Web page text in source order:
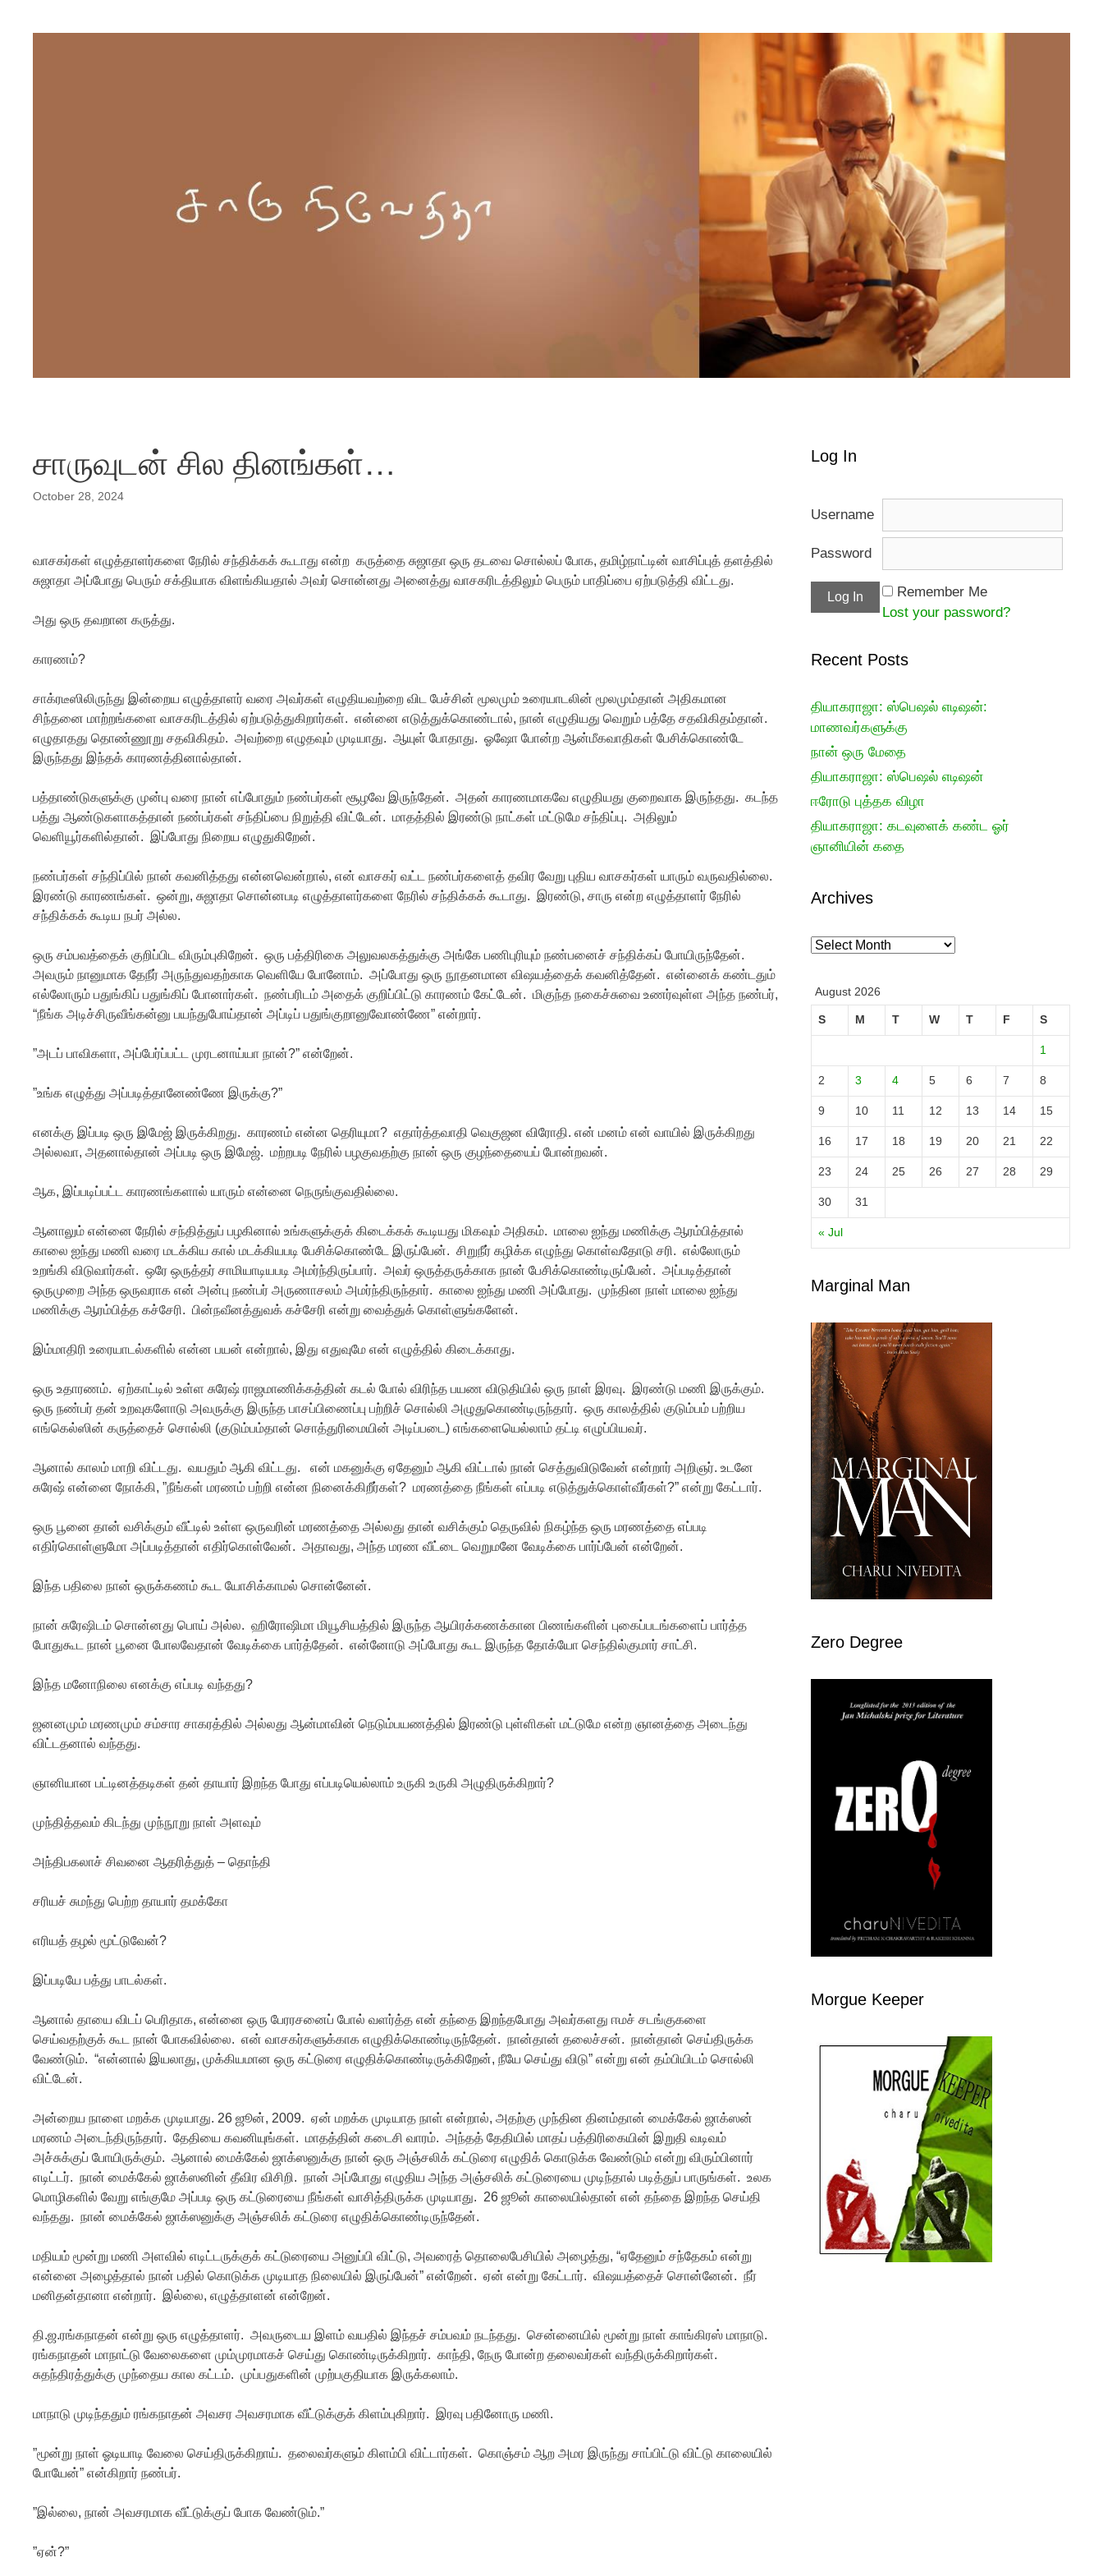
சாருவுடன் சில தினங்கள்…
October 28, 2024
வாசகர்கள் எழுத்தாளர்களை நேரில் சந்திக்கக் கூடாது என்ற கருத்தை சுஜாதா ஒரு தடவை சொல்லப் போக, தமிழ்நாட்டின் வாசிப்புத் தளத்தில்
சுஜாதா அப்போது பெரும் சக்தியாக விளங்கியதால் அவர் சொன்னது அனைத்து வாசகரிடத்திலும் பெரும் பாதிப்பை ஏற்படுத்தி விட்டது.
அது ஒரு தவறான கருத்து.
காரணம்?
சாக்ரடீஸிலிருந்து இன்றைய எழுத்தாளர் வரை அவர்கள் எழுதியவற்றை விட பேச்சின் மூலமும் உரையாடலின் மூலமும்தான் அதிகமான
சிந்தனை மாற்றங்களை வாசகரிடத்தில் ஏற்படுத்துகிறார்கள். என்னை எடுத்துக்கொண்டால், நான் எழுதியது வெறும் பத்தே சதவிகிதம்தான்.
எழுதாதது தொண்ணூறு சதவிகிதம். அவற்றை எழுதவும் முடியாது. ஆயுள் போதாது. ஓஷோ போன்ற ஆன்மீகவாதிகள் பேசிக்கொண்டே
இருந்தது இந்தக் காரணத்தினால்தான்.
பத்தாண்டுகளுக்கு முன்பு வரை நான் எப்போதும் நண்பர்கள் சூழவே இருந்தேன். அதன் காரணமாகவே எழுதியது குறைவாக இருந்தது. கடந்த
பத்து ஆண்டுகளாகத்தான் நண்பர்கள் சந்திப்பை நிறுத்தி விட்டேன். மாதத்தில் இரண்டு நாட்கள் மட்டுமே சந்திப்பு. அதிலும்
வெளியூர்களில்தான். இப்போது நிறைய எழுதுகிறேன்.
நண்பர்கள் சந்திப்பில் நான் கவனித்தது என்னவென்றால், என் வாசகர் வட்ட நண்பர்களைத் தவிர வேறு புதிய வாசகர்கள் யாரும் வருவதில்லை.
இரண்டு காரணங்கள். ஒன்று, சுஜாதா சொன்னபடி எழுத்தாளர்களை நேரில் சந்திக்கக் கூடாது. இரண்டு, சாரு என்ற எழுத்தாளர் நேரில்
சந்திக்கக் கூடிய நபர் அல்ல.
ஒரு சம்பவத்தைக் குறிப்பிட விரும்புகிறேன். ஒரு பத்திரிகை அலுவலகத்துக்கு அங்கே பணிபுரியும் நண்பனைச் சந்திக்கப் போயிருந்தேன்.
அவரும் நானுமாக தேநீர் அருந்துவதற்காக வெளியே போனோம். அப்போது ஒரு நூதனமான விஷயத்தைக் கவனித்தேன். என்னைக் கண்டதும்
எல்லோரும் பதுங்கிப் பதுங்கிப் போனார்கள். நண்பரிடம் அதைக் குறிப்பிட்டு காரணம் கேட்டேன். மிகுந்த நகைச்சுவை உணர்வுள்ள அந்த நண்பர்,
“நீங்க அடிச்சிருவீங்கன்னு பயந்துபோய்தான் அப்டிப் பதுங்குறானுவோண்ணே” என்றார்.
”அடப் பாவிகளா, அப்பேர்ப்பட்ட முரடனாய்யா நான்?” என்றேன்.
”உங்க எழுத்து அப்படித்தானேண்ணே இருக்கு?”
எனக்கு இப்படி ஒரு இமேஜ் இருக்கிறது. காரணம் என்ன தெரியுமா? எதார்த்தவாதி வெகுஜன விரோதி. என் மனம் என் வாயில் இருக்கிறது
அல்லவா, அதனால்தான் அப்படி ஒரு இமேஜ். மற்றபடி நேரில் பழகுவதற்கு நான் ஒரு குழந்தையைப் போன்றவன்.
ஆக, இப்படிப்பட்ட காரணங்களால் யாரும் என்னை நெருங்குவதில்லை.
ஆனாலும் என்னை நேரில் சந்தித்துப் பழகினால் உங்களுக்குக் கிடைக்கக் கூடியது மிகவும் அதிகம். மாலை ஐந்து மணிக்கு ஆரம்பித்தால்
காலை ஐந்து மணி வரை மடக்கிய கால் மடக்கியபடி பேசிக்கொண்டே இருப்பேன். சிறுநீர் கழிக்க எழுந்து கொள்வதோடு சரி. எல்லோரும்
உறங்கி விடுவார்கள். ஒரே ஒருத்தர் சாமியாடியபடி அமர்ந்திருப்பார். அவர் ஒருத்தருக்காக நான் பேசிக்கொண்டிருப்பேன். அப்படித்தான்
ஒருமுறை அந்த ஒருவராக என் அன்பு நண்பர் அருணாசலம் அமர்ந்திருந்தார். காலை ஐந்து மணி அப்போது. முந்தின நாள் மாலை ஐந்து
மணிக்கு ஆரம்பித்த கச்சேரி. பின்நவீனத்துவக் கச்சேரி என்று வைத்துக் கொள்ளுங்களேன்.
இம்மாதிரி உரையாடல்களில் என்ன பயன் என்றால், இது எதுவுமே என் எழுத்தில் கிடைக்காது.
ஒரு உதாரணம். ஏற்காட்டில் உள்ள சுரேஷ் ராஜமாணிக்கத்தின் கடல் போல் விரிந்த பயண விடுதியில் ஒரு நாள் இரவு. இரண்டு மணி இருக்கும்.
ஒரு நண்பர் தன் உறவுகளோடு அவருக்கு இருந்த பாசப்பிணைப்பு பற்றிச் சொல்லி அழுதுகொண்டிருந்தார். ஒரு காலத்தில் குடும்பம் பற்றிய
எங்கெல்ஸின் கருத்தைச் சொல்லி (குடும்பம்தான் சொத்துரிமையின் அடிப்படை) எங்களையெல்லாம் தட்டி எழுப்பியவர்.
ஆனால் காலம் மாறி விட்டது. வயதும் ஆகி விட்டது. என் மகனுக்கு ஏதேனும் ஆகி விட்டால் நான் செத்துவிடுவேன் என்றார் அறிஞர். உடனே
சுரேஷ் என்னை நோக்கி, ”நீங்கள் மரணம் பற்றி என்ன நினைக்கிறீர்கள்? மரணத்தை நீங்கள் எப்படி எடுத்துக்கொள்வீர்கள்?” என்று கேட்டார்.
ஒரு பூனை தான் வசிக்கும் வீட்டில் உள்ள ஒருவரின் மரணத்தை அல்லது தான் வசிக்கும் தெருவில் நிகழ்ந்த ஒரு மரணத்தை எப்படி
எதிர்கொள்ளுமோ அப்படித்தான் எதிர்கொள்வேன். அதாவது, அந்த மரண வீட்டை வெறுமனே வேடிக்கை பார்ப்பேன் என்றேன்.
இந்த பதிலை நான் ஒருக்கணம் கூட யோசிக்காமல் சொன்னேன்.
நான் சுரேஷிடம் சொன்னது பொய் அல்ல. ஹிரோஷிமா மியூசியத்தில் இருந்த ஆயிரக்கணக்கான பிணங்களின் புகைப்படங்களைப் பார்த்த
போதுகூட நான் பூனை போலவேதான் வேடிக்கை பார்த்தேன். என்னோடு அப்போது கூட இருந்த தோக்யோ செந்தில்குமார் சாட்சி.
இந்த மனோநிலை எனக்கு எப்படி வந்தது?
ஜனனமும் மரணமும் சம்சார சாகரத்தில் அல்லது ஆன்மாவின் நெடும்பயணத்தில் இரண்டு புள்ளிகள் மட்டுமே என்ற ஞானத்தை அடைந்து
விட்டதனால் வந்தது.
ஞானியான பட்டினத்தடிகள் தன் தாயார் இறந்த போது எப்படியெல்லாம் உருகி உருகி அழுதிருக்கிறார்?
முந்தித்தவம் கிடந்து முந்நூறு நாள் அளவும்
அந்திபகலாச் சிவனை ஆதரித்துத் – தொந்தி
சரியச் சுமந்து பெற்ற தாயார் தமக்கோ
எரியத் தழல் மூட்டுவேன்?
இப்படியே பத்து பாடல்கள்.
ஆனால் தாயை விடப் பெரிதாக, என்னை ஒரு பேரரசனைப் போல் வளர்த்த என் தந்தை இறந்தபோது அவர்களது ஈமச் சடங்குகளை
செய்வதற்குக் கூட நான் போகவில்லை. என் வாசகர்களுக்காக எழுதிக்கொண்டிருந்தேன். நான்தான் தலைச்சன். நான்தான் செய்திருக்க
வேண்டும். “என்னால் இயலாது, முக்கியமான ஒரு கட்டுரை எழுதிக்கொண்டிருக்கிறேன், நீயே செய்து விடு” என்று என் தம்பியிடம் சொல்லி
விட்டேன்.
அன்றைய நாளை மறக்க முடியாது. 26 ஜூன், 2009. ஏன் மறக்க முடியாத நாள் என்றால், அதற்கு முந்தின தினம்தான் மைக்கேல் ஜாக்ஸன்
மரணம் அடைந்திருந்தார். தேதியை கவனியுங்கள். மாதத்தின் கடைசி வாரம். அந்தத் தேதியில் மாதப் பத்திரிகையின் இறுதி வடிவம்
அச்சுக்குப் போயிருக்கும். ஆனால் மைக்கேல் ஜாக்ஸனுக்கு நான் ஒரு அஞ்சலிக் கட்டுரை எழுதிக் கொடுக்க வேண்டும் என்று விரும்பினார்
எடிட்டர். நான் மைக்கேல் ஜாக்ஸனின் தீவிர விசிறி. நான் அப்போது எழுதிய அந்த அஞ்சலிக் கட்டுரையை முடிந்தால் படித்துப் பாருங்கள். உலக
மொழிகளில் வேறு எங்குமே அப்படி ஒரு கட்டுரையை நீங்கள் வாசித்திருக்க முடியாது. 26 ஜூன் காலையில்தான் என் தந்தை இறந்த செய்தி
வந்தது. நான் மைக்கேல் ஜாக்ஸனுக்கு அஞ்சலிக் கட்டுரை எழுதிக்கொண்டிருந்தேன்.
மதியம் மூன்று மணி அளவில் எடிட்டருக்குக் கட்டுரையை அனுப்பி விட்டு, அவரைத் தொலைபேசியில் அழைத்து, “ஏதேனும் சந்தேகம் என்று
என்னை அழைத்தால் நான் பதில் கொடுக்க முடியாத நிலையில் இருப்பேன்” என்றேன். ஏன் என்று கேட்டார். விஷயத்தைச் சொன்னேன். நீர்
மனிதன்தானா என்றார். இல்லை, எழுத்தாளன் என்றேன்.
தி.ஜ.ரங்கநாதன் என்று ஒரு எழுத்தாளர். அவருடைய இளம் வயதில் இந்தச் சம்பவம் நடந்தது. சென்னையில் மூன்று நாள் காங்கிரஸ் மாநாடு.
ரங்கநாதன் மாநாட்டு வேலைகளை மும்முரமாகச் செய்து கொண்டிருக்கிறார். காந்தி, நேரு போன்ற தலைவர்கள் வந்திருக்கிறார்கள்.
சுதந்திரத்துக்கு முந்தைய கால கட்டம். முப்பதுகளின் முற்பகுதியாக இருக்கலாம்.
மாநாடு முடிந்ததும் ரங்கநாதன் அவசர அவசரமாக வீட்டுக்குக் கிளம்புகிறார். இரவு பதினோரு மணி.
”மூன்று நாள் ஓடியாடி வேலை செய்திருக்கிறாய். தலைவர்களும் கிளம்பி விட்டார்கள். கொஞ்சம் ஆற அமர இருந்து சாப்பிட்டு விட்டு காலையில்
போயேன்” என்கிறார் நண்பர்.
”இல்லை, நான் அவசரமாக வீட்டுக்குப் போக வேண்டும்.”
”ஏன்?”
Log In
Username
Password
Remember Me
Lost your password?
Recent Posts
தியாகராஜா: ஸ்பெஷல் எடிஷன்:
மாணவர்களுக்கு
நான் ஒரு மேதை
தியாகராஜா: ஸ்பெஷல் எடிஷன்
ஈரோடு புத்தக விழா
தியாகராஜா: கடவுளைக் கண்ட ஓர்
ஞானியின் கதை
Archives
Archives
August 2026
S M T W T F S
« Jul
1
2 3 4 5 6 7 8
9 10 11 12 13 14 15
16 17 18 19 20 21 22
23 24 25 26 27 28 29
30 31
Marginal Man
Zero Degree
Morgue Keeper